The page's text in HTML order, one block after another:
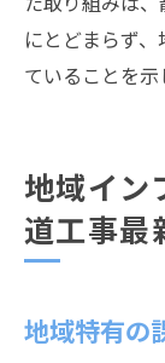
にとどまらず
ていることを示
地域イン
道工事最
地域特有の